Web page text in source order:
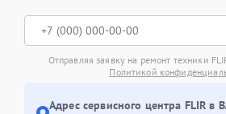
Отправляя заявку на ремонт техники
Политикой
Адрес сервисного центра FLIR в